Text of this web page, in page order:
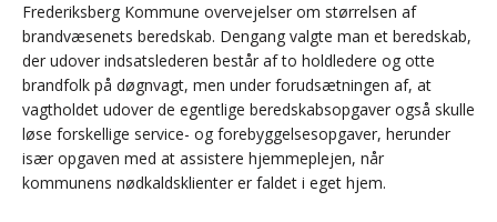
Frederiksberg Kommune overvejelser om størrelsen af
brandvæsenets beredskab. Dengang valgte man et beredskab,
der udover indsatslederen består af to holdledere og otte
brandfolk på døgnvagt, men under forudsætningen af, at
vagtholdet udover de egentlige beredskabsopgaver også skulle
løse forskellige service- og forebyggelsesopgaver, herunder
især opgaven med at assistere hjemmeplejen, når
kommunens nødkaldsklienter er faldet i eget hjem.